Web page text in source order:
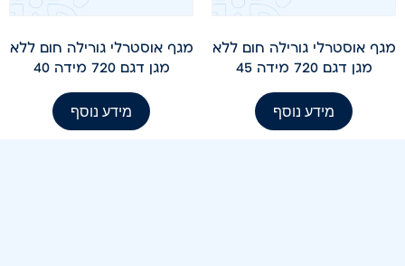
מגף אוסטרלי גורילה חום ללא
מגן דגם 720 מידה 45
מידע נוסף
מגף אוסטרלי גורילה חום ללא
מגן דגם 720 מידה 40
מידע נוסף